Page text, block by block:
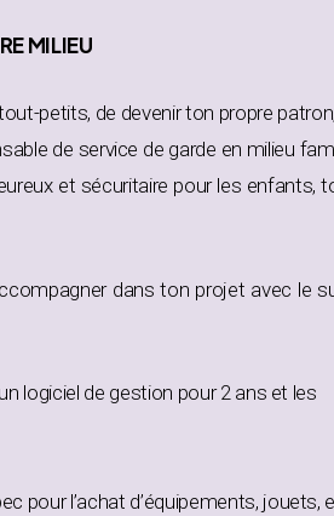
MILIEU
petits, de devenir ton propre
de service de garde en milieu
et sécuritaire pour les enfants,
dans ton projet avec le
logiciel de gestion pour 2 ans et les
pour l’achat d’équipements, jouets,